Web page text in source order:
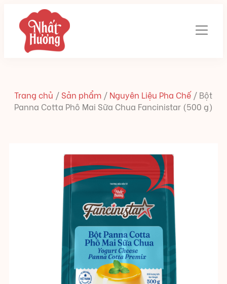
Trang chủ / Sản phẩm / Nguyên Liệu Pha Chế/ Bột
Panna Cotta Phô Mai Sữa Chua Fancinistar (500 g)